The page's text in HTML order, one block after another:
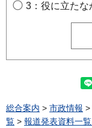
3：役に立たな
総合案内 > 市政情報 >
覧 > 報道発表資料一覧